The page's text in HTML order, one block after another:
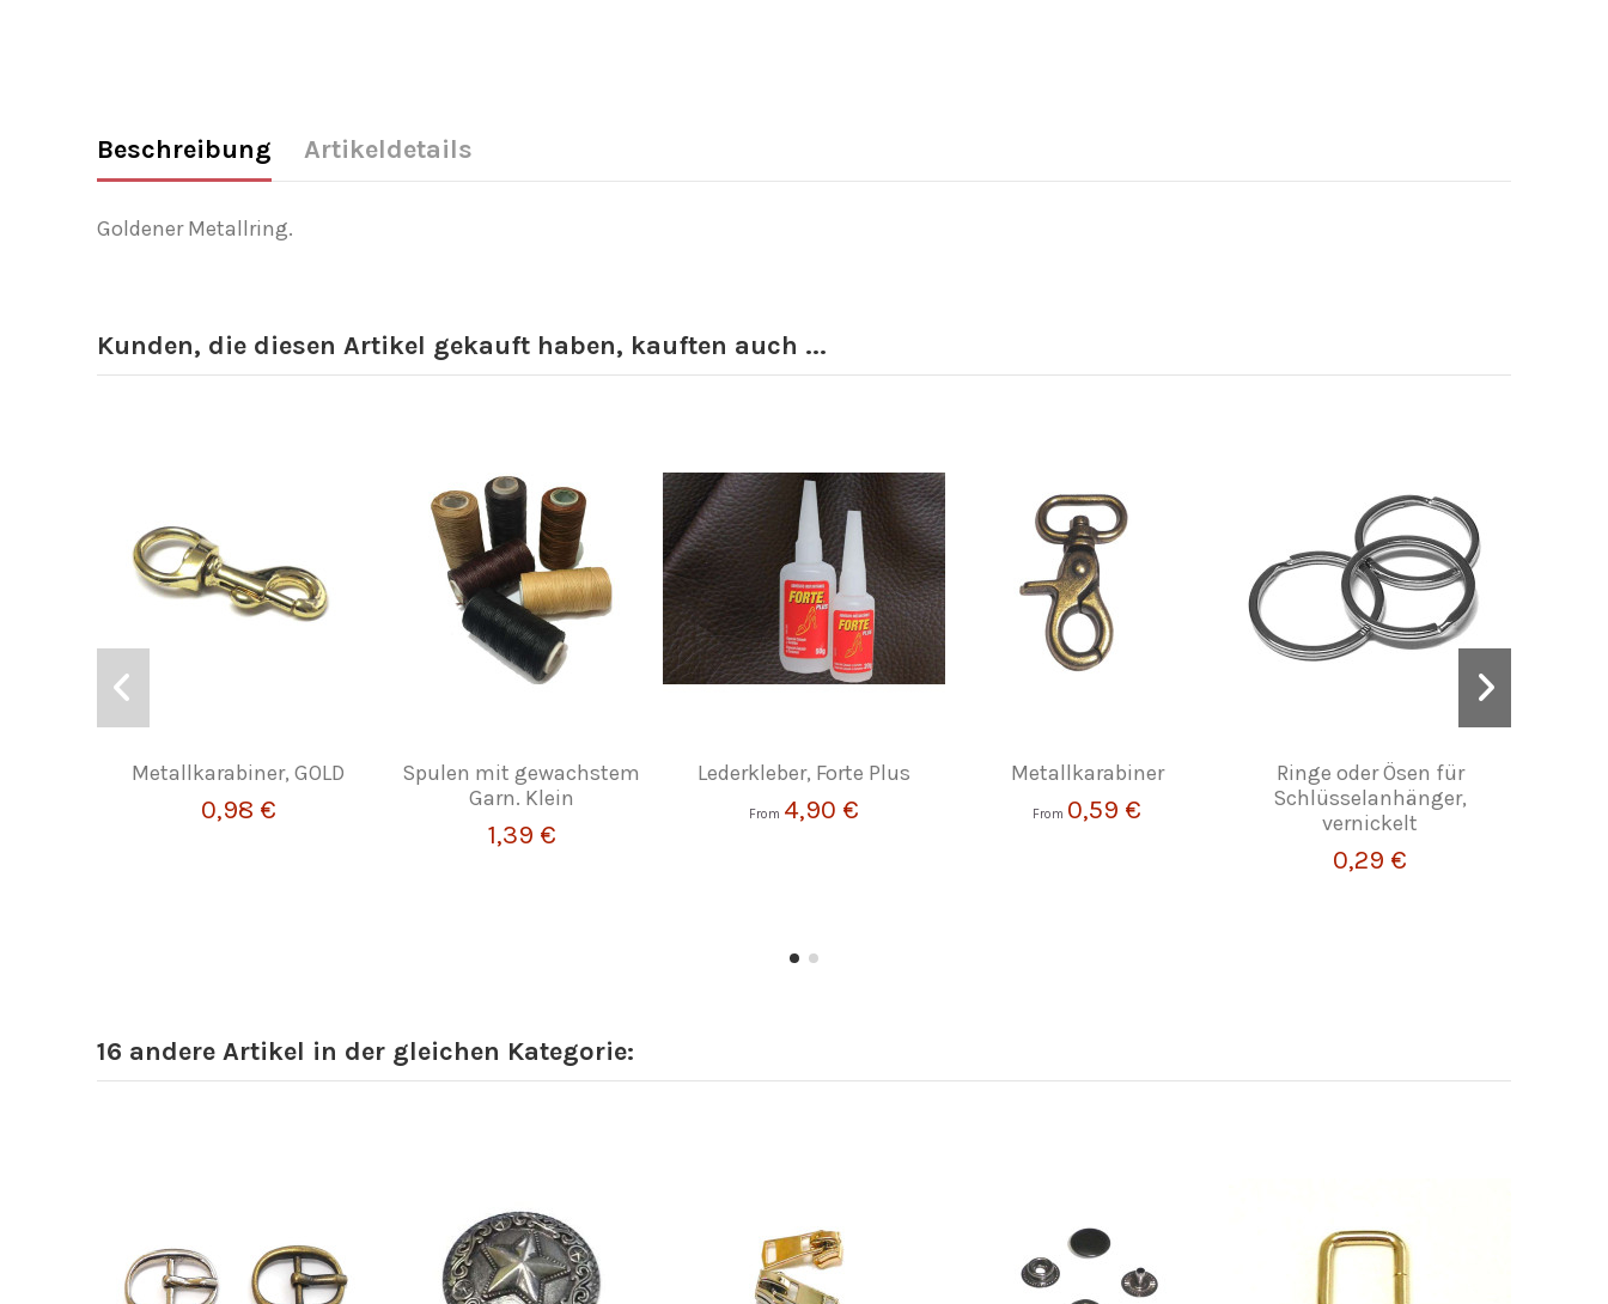
Beschreibung Artikeldetails
Goldener Metallring.
Kunden, die diesen Artikel gekauft haben, kauften auch ...
Metallkarabiner, GOLD
0,98 €
Spulen mit gewachstem
Garn. Klein
1,39 €
Lederkleber, Forte Plus
From 4,90 €
Metallkarabiner
From 0,59 €
Ringe oder Ösen für
Schlüsselanhänger,
vernickelt
0,29 €
16 andere Artikel in der gleichen Kategorie: